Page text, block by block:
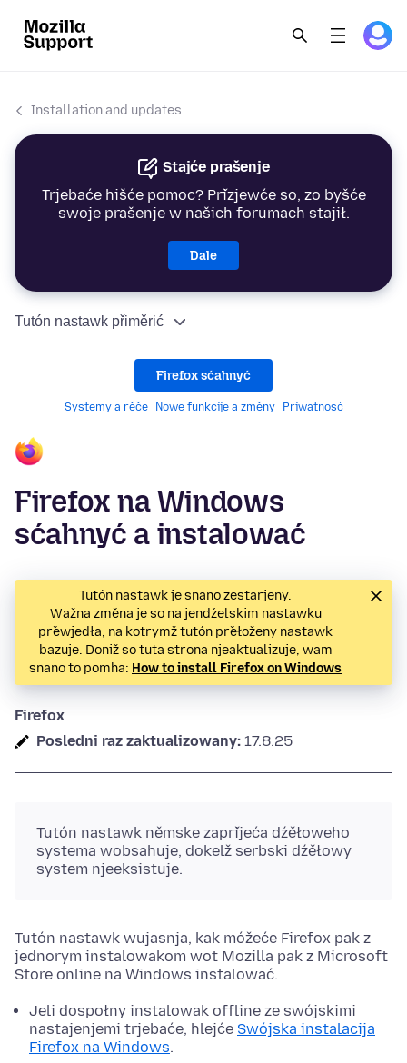
Installation and updates
Stajće prašenje
Trjebaće hišće pomoc? Přizjewće so, zo byšće
swoje prašenje w našich forumach stajił.
Dale
Tutón nastawk přiměrić
Firefox sćahnyć
Systemy a rěče Nowe funkcije a změny Priwatnosć
Firefox na Windows
sćahnyć a instalować
Tutón nastawk je snano zestarjeny.
Wažna změna je so na jendźelskim nastawku
přewjedła, na kotrymž tutón přełoženy nastawk
bazuje. Doniž so tuta strona njeaktualizuje, wam
snano to pomha: How to install Firefox on Windows
Firefox
Posledni raz zaktualizowany: 17.8.25
Tutón nastawk němske zapřijeća dźěłoweho
systema wobsahuje, dokelž serbski dźěłowy
system njeeksistuje.
Tutón nastawk wujasnja, kak móžeće Firefox pak z
jednorym instalowakom wot Mozilla pak z Microsoft
Store online na Windows instalować.
Jeli dospołny instalowak offline ze swójskimi
nastajenjemi trjebaće, hlejće Swójska instalacija
Firefox na Windows.